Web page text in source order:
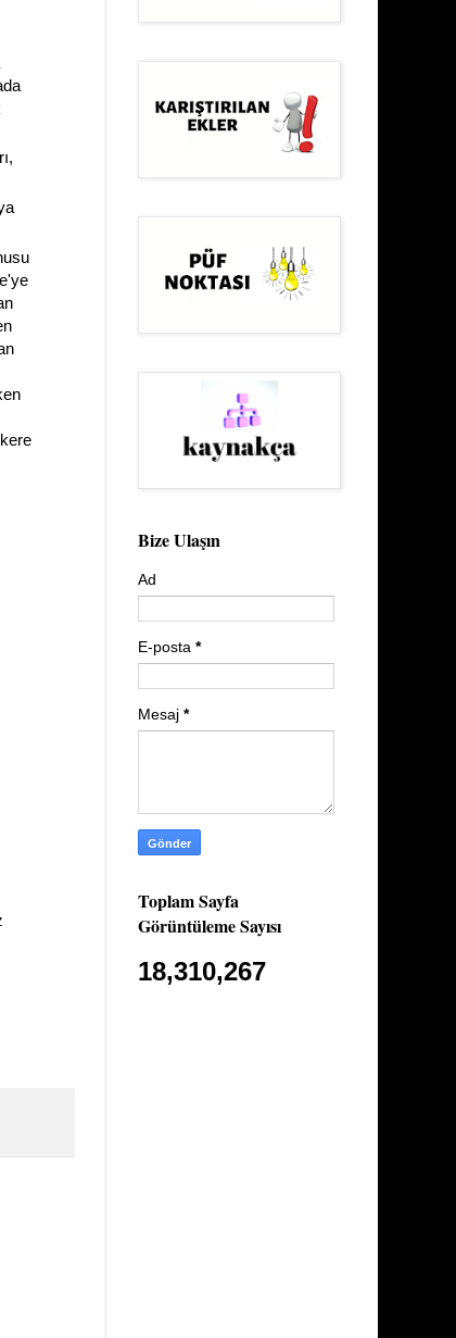
Bize Ulaşın
Ad
E-posta *
Mesaj *
Toplam Sayfa
Görüntüleme Sayısı
18,310,267